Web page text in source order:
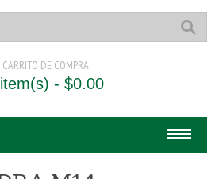
CARRITO DE COMPRA
- $0.00